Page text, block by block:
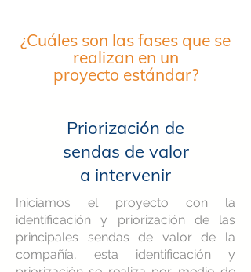
¿Cuáles son las fases que se
realizan en un
proyecto estándar?
Priorización de
sendas de valor
a intervenir
Iniciamos el proyecto con la
identificación y priorización de las
principales sendas de valor de la
compañía, esta identificación y